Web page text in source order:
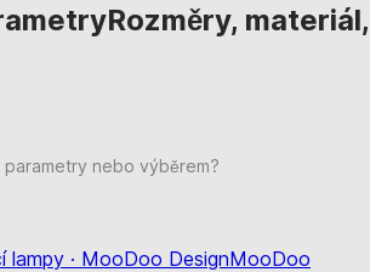
Rozměry, materiál,
nebo výběrem?
lampy · MooDoo DesignMooDoo